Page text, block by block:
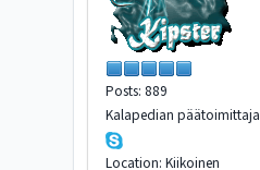
Posts: 889
Kalapedian päätoimittaja
Location: Kiikoinen